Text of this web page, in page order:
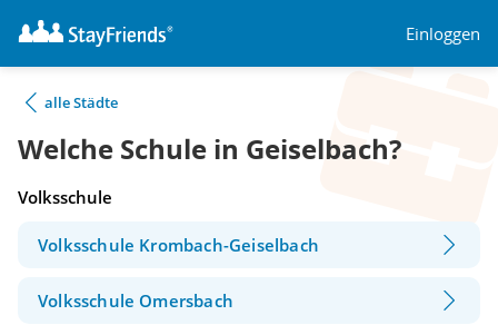
Einloggen
alle Städte
Welche Schule in Geiselbach?
Volksschule
Volksschule Krombach-Geiselbach
Volksschule Omersbach